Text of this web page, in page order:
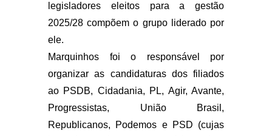
legisladores eleitos para a gestão
2025/28 compõem o grupo liderado por
ele.
Marquinhos foi o responsável por
organizar as candidaturas dos filiados
ao PSDB, Cidadania, PL, Agir, Avante,
Progressistas, União Brasil,
Republicanos, Podemos e PSD (cujas